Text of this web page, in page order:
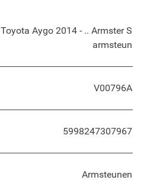
Toyota Aygo 2014 - .. Armster S
armsteun
V00796A
5998247307967
Armsteunen